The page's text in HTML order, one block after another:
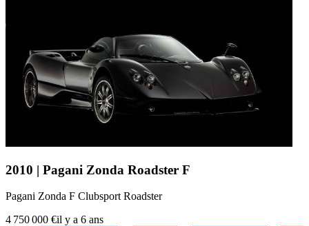
2010 | Pagani Zonda Roadster F
Pagani Zonda F Clubsport Roadster
4 750 000 €il y a 6 ans